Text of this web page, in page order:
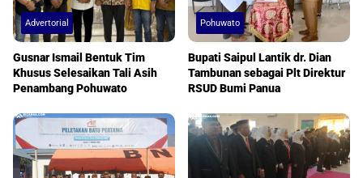
Advertorial
Gusnar Ismail Bentuk Tim
Khusus Selesaikan Tali Asih
Penambang Pohuwato
Pohuwato
Bupati Saipul Lantik dr. Dian
Tambunan sebagai Plt Direktur
RSUD Bumi Panua